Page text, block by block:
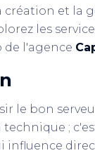
création et la
les
l'agence
le bon
;
influence